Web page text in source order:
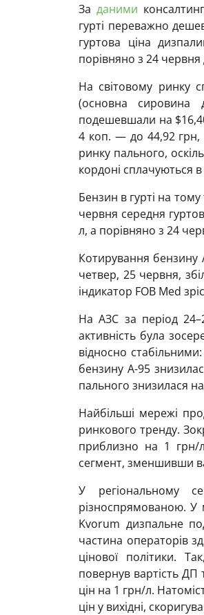
За даними
гурті переважно
гуртова ціна
порівняно з 24
На світовому ринку
(основна сировина
подешевшали на
4 коп. — до 44,92 грн,
ринку пального,
кордоні сплачуються
Бензин в гурті на
червня середня
л, а порівняно з 24
Котирування бензину
четвер, 25 червня,
індикатор FOB Med
На АЗС за період
активність була
відносно
бензину А-95
пального знизилася
Найбільші мережі
ринкового тренду.
приблизно на 1 грн/
сегмент, зменшивши
У регіональному
різноспрямованою.
Kvorum дизпальне
частина операторів
цінової політики.
повернув вартість
цін на 1 грн/л.
цін у вихідні,